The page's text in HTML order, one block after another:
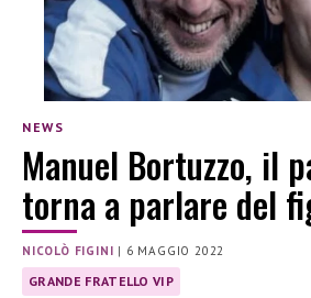
NEWS
Manuel Bortuzzo, il
torna a parlare del
NICOLÒ FIGINI | 6 MAGGIO 2022
GRANDE FRATELLO VIP